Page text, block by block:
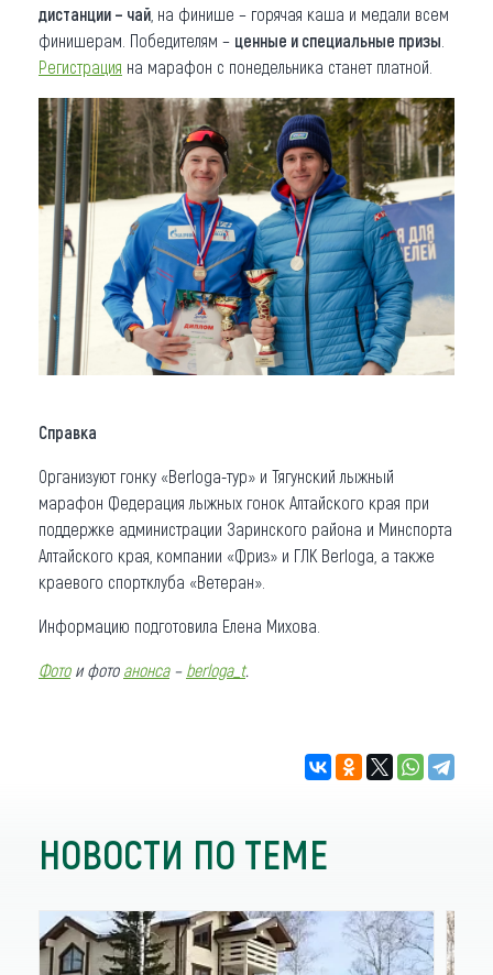
дистанции – чай , на финише – горячая каша и медали всем
финишерам. Победителям – ценные и специальные призы
Регистрация на марафон с понедельника станет платной.
Справка
Организуют гонку «Berloga-тур» и Тягунский лыжный
марафон Федерация лыжных гонок Алтайского края при
поддержке администрации Заринского района и Минспорта
Алтайского края, компании «Фриз» и ГЛК Berloga, а также
краевого спортклуба «Ветеран».
Информацию подготовила Елена Михова.
Фотои фото анонса– berloga_t.
НОВОСТИ ПО ТЕМЕ